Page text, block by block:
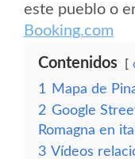
este pueblo o
Booking.com
Contenidos
1
Mapa de
2 Google
Romagna en
3 Vídeos